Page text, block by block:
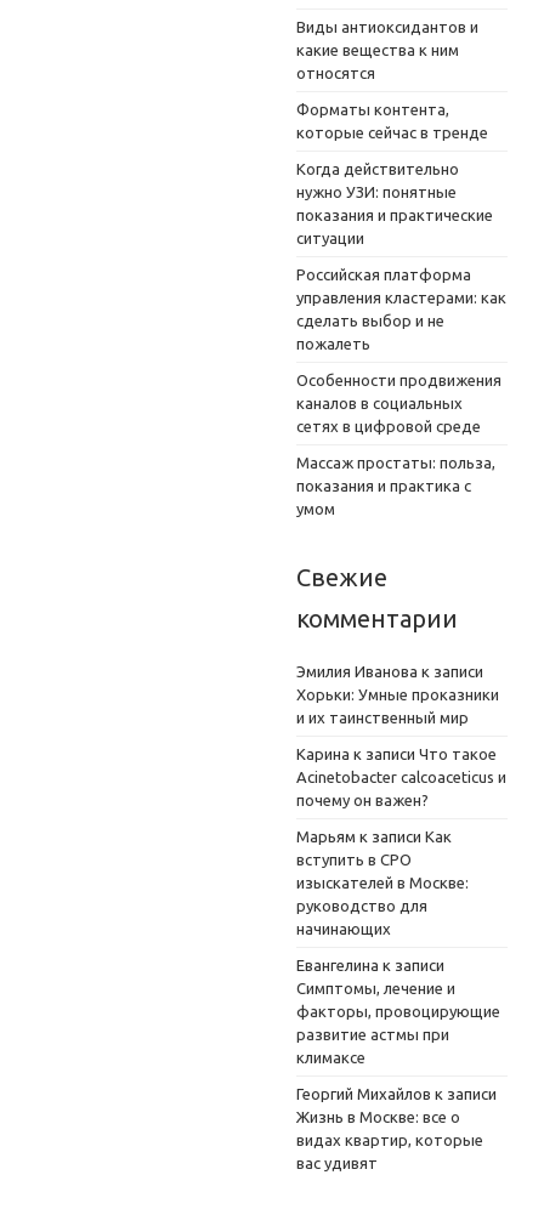
Виды антиоксидантов и
какие вещества к ним
относятся
Форматы контента,
которые сейчас в тренде
Когда действительно
нужно УЗИ: понятные
показания и практические
ситуации
Российская платформа
управления кластерами: как
сделать выбор и не
пожалеть
Особенности продвижения
каналов в социальных
сетях в цифровой среде
Массаж простаты: польза,
показания и практика с
умом
Свежие
комментарии
Эмилия Иванова к записи
Хорьки: Умные проказники
и их таинственный мир
Карина к записи Что такое
Acinetobacter calcoaceticus и
почему он важен?
Марьям к записи Как
вступить в СРО
изыскателей в Москве:
руководство для
начинающих
Евангелина к записи
Симптомы, лечение и
факторы, провоцирующие
развитие астмы при
климаксе
Георгий Михайлов к записи
Жизнь в Москве: все о
видах квартир, которые
вас удивят